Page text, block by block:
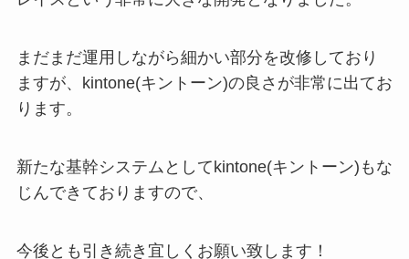
まだまだ運用しながら細かい部分を改修しており
ますが、kintone(キントーン)の良さが非常に出てお
ります。
新たな基幹システムとしてkintone(キントーン)もな
じんできておりますので、
今後とも引き続き宜しくお願い致します！